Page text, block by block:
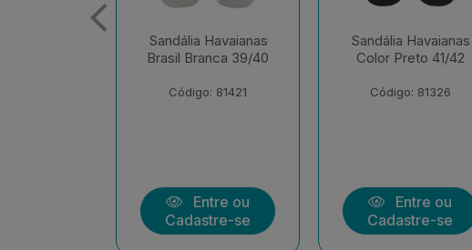
Sandália Havaianas
Color Preto 41/42
Código: 81326
Entre ou
Cadastre-se
Sandália Havaianas
Tradicional Azul 39/40
Código: 81291
Entre ou
Cadastre-se